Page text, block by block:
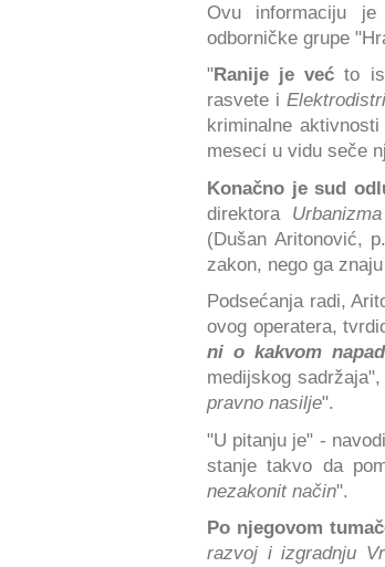
Ovu informaciju
odborničke grupe
"Ranije je većto
rasvete i
kriminalne
meseci u vidu seče
Konačno je sud
direktora Urbanizma
(Dušan Aritonović,
zakon, nego ga
Podsećanja radi,
ovog operatera,
ni o kakvom
medijskog
pravno nasilje".
"U pitanju je" -
stanje takvo da
nezakonit način".
Po njegovom
razvoj i izgradnju